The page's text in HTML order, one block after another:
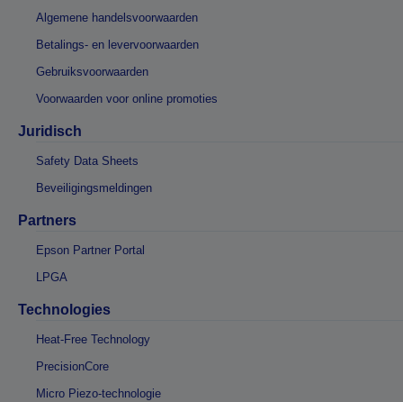
Algemene handelsvoorwaarden
Betalings- en levervoorwaarden
Gebruiksvoorwaarden
Voorwaarden voor online promoties
Juridisch
Safety Data Sheets
Beveiligingsmeldingen
Partners
Epson Partner Portal
LPGA
Technologies
Heat-Free Technology
PrecisionCore
Micro Piezo-technologie